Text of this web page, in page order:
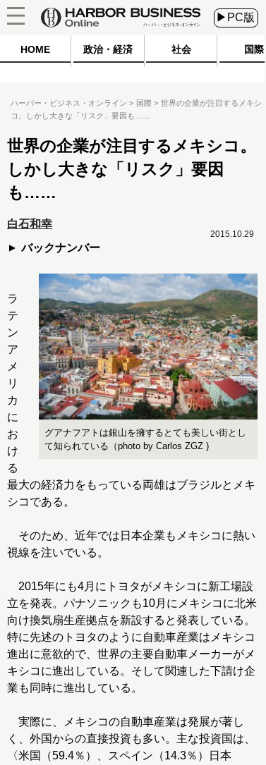
▶PC版
HOME 政治・経済 社会 国際
ハーバー・ビジネス・オンライン 国際
世界の企業が注目するメキシ
コ。しかし大きな「リスク」要因も……
世界の企業が注目するメキシコ。
しかし大きな「リスク」要因
も……
白石和幸
バックナンバー
2015.10.29
グアナフアトは銀山を擁するとても美しい街とし
て知られている（photo by Carlos ZGZ )
ラ
テ
ン
ア
メ
リ
カ
に
お
け
る
最大の経済力をもっている両雄はブラジルとメキ
シコである。
そのため、近年では日本企業もメキシコに熱い
視線を注いでいる。
2015年にも4月にトヨタがメキシコに新工場設
立を発表。パナソニックも10月にメキシコに北米
向け換気扇生産拠点を新設すると発表している。
特に先述のトヨタのように自動車産業はメキシコ
進出に意欲的で、世界の主要自動車メーカーがメ
キシコに進出している。そして関連した下請け企
業も同時に進出している。
実際に、メキシコの自動車産業は発展が著し
く、外国からの直接投資も多い。主な投資国は、
〈米国（59.4％）、スペイン（14.3％）日本